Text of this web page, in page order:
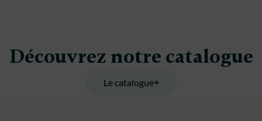
Découvrez notre catalogue
Le catalogue